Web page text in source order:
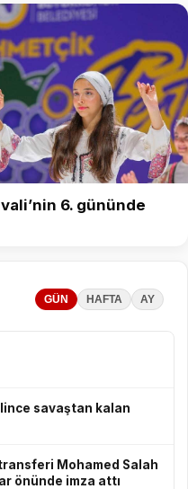
6. gününde
GÜN HAFTA AY
savaştan kalan
Mohamed Salah
önünde imza attı